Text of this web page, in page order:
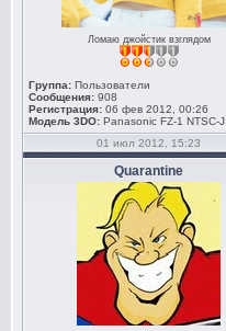
Ломаю джойстик взглядом
Группа: Пользователи
Сообщения: 908
Регистрация: 06 фев 2012, 00:26
Модель 3DO: Panasonic FZ-1 NTSC-J
01 июл 2012, 15:23
Quarantine